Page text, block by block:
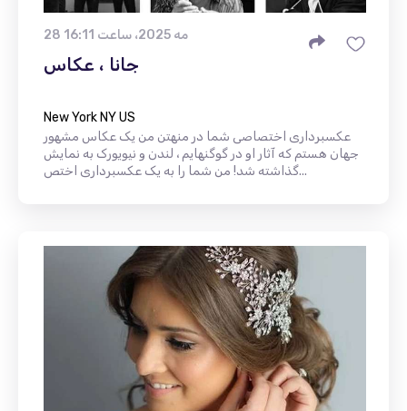
28 مه 2025، ساعت 16:11
جانا ، عکاس
New York NY US
عکسبرداری اختصاصی شما در منهتن من یک عکاس مشهور
جهان هستم که آثار او در گوگنهایم ، لندن و نیویورک به نمایش
گذاشته شد! من شما را به یک عکسبرداری اختص...